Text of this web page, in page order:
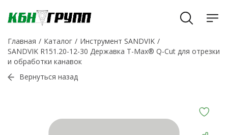
Главная Каталог
Инструмент SANDVIK
SANDVIK R151.20-12-30 Державка T-Max® Q-Cut для отрезки
и обработки канавок
Вернуться назад